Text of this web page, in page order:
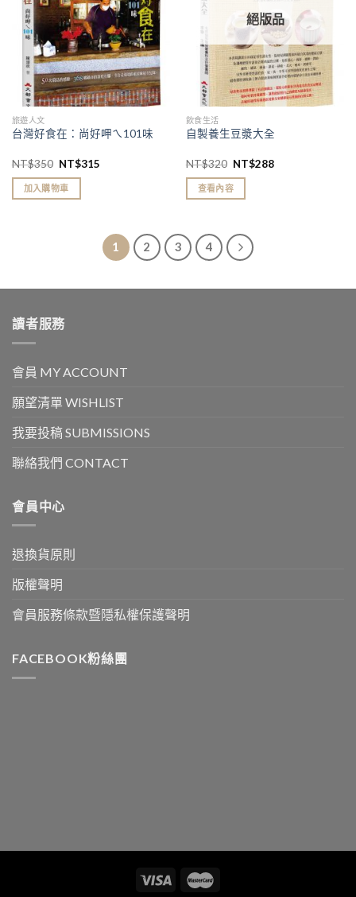
旅遊人文
台灣好食在：尚好呷ㄟ101味
NT$350 NT$315
加入購物車
絕版品
飲食生活
自製養生豆漿大全
NT$320 NT$288
查看內容
1 2 3 4
讀者服務
會員 MY ACCOUNT
願望清單 WISHLIST
我要投稿 SUBMISSIONS
聯絡我們 CONTACT
會員中心
退換貨原則
版權聲明
會員服務條款暨隱私權保護聲明
FACEBOOK粉絲團